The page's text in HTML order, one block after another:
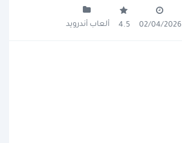
02/04/2026
4.5 ألعاب أندرويد